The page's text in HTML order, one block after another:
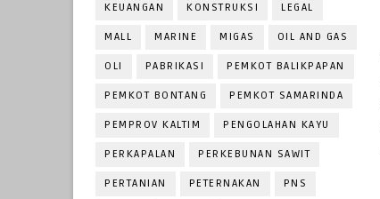
KEUANGAN KONSTRUKSI LEGAL
MALL MARINE MIGAS OIL AND GAS
OLI PABRIKASI PEMKOT BALIKPAPAN
PEMKOT BONTANG PEMKOT SAMARINDA
PEMPROV KALTIM PENGOLAHAN KAYU
PERKAPALAN PERKEBUNAN SAWIT
PERTANIAN PETERNAKAN PNS